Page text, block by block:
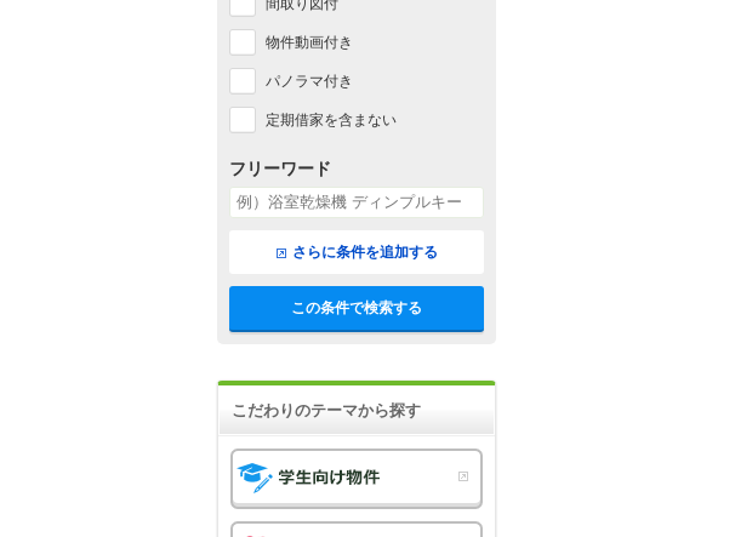
間取り図付
物件動画付き
パノラマ付き
定期借家を含まない
フリーワード
さらに条件を追加する
この条件で検索する
こだわりのテーマから探す